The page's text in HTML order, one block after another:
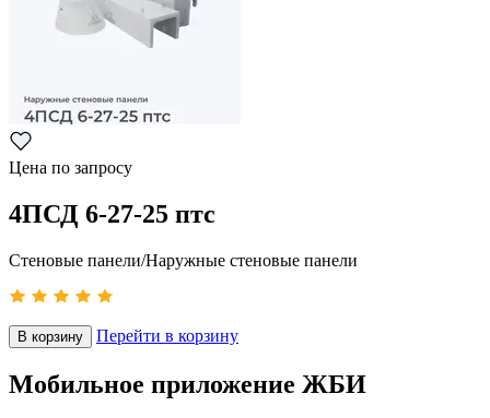
Цена по запросу
4ПСД 6-27-25 птс
Стеновые панели/Наружные стеновые панели
В корзину Перейти в корзину
Мобильное приложение ЖБИ